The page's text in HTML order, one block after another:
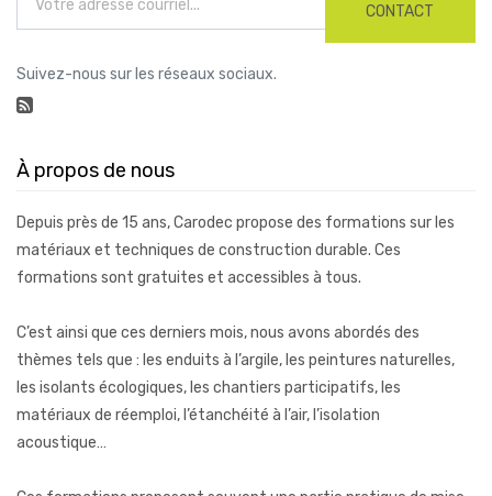
CONTACT
Suivez-nous sur les réseaux sociaux.
À propos de nous
Depuis près de 15 ans, Carodec propose des formations sur les
matériaux et techniques de construction durable. Ces
formations sont gratuites et accessibles à tous.
C’est ainsi que ces derniers mois, nous avons abordés des
thèmes tels que : les enduits à l’argile, les peintures naturelles,
les isolants écologiques, les chantiers participatifs, les
matériaux de réemploi, l’étanchéité à l’air, l’isolation
acoustique…